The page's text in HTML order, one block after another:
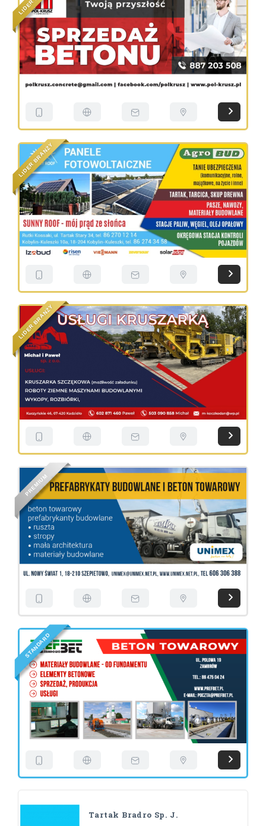
LI
DER
LI
DER
BRAN
Ż
Y
LI
DER
BRAN
Ż
Y
PREM
I
UM
STANDAR
D
Tartak Bradro Sp. J.